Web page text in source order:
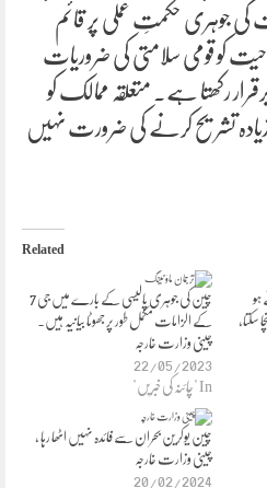
کی جوہری حکمتِ عملی پر قائم
کو قومی سلامتی کی ضروریات
رکھتا ہے۔ متعلقہ ممالک کو
تشریح کرنے کی ضرورت نہیں
Related
چین کی جوہری پالیسی کے بارے میں جی 7
کے الزامات مکمل طور پر جھوٹا بیانیہ ہیں۔
چینی وزارت خارجہ
22/05/2023
In "چائنہ کی خبریں"
ہو
سکتا،
⁠⁠⁠⁠⁠⁠⁠چین یوکرین بحران سے فائدہ نہیں اٹھا رہا ،
چینی وزارت خارجہ
20/02/2024